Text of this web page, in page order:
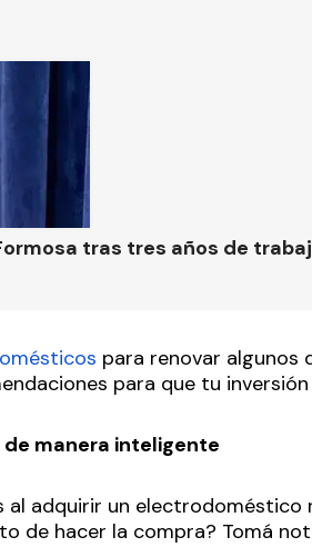
tras tres años de
para renovar algunos
para que tu
manera inteligente
adquirir un electrodoméstico
de hacer la compra? Tomá